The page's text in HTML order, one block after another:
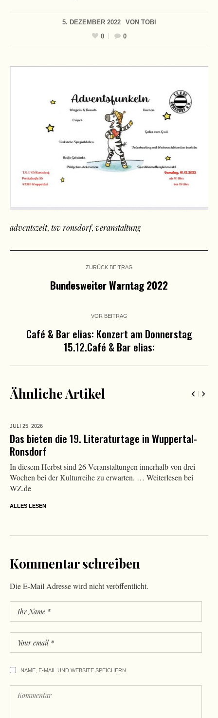
5. DEZEMBER 2022 VON TOBI
0
0
adventszeit, tsv ronsdorf, veranstaltung
ZURÜCK BEITRAG
Bundesweiter Warntag 2022
VOR BEITRAG
Café & Bar elias: Konzert am Donnerstag
15.12.Café & Bar elias:
Ähnliche Artikel
JULI 25, 2026
Das bieten die 19. Literaturtage in Wuppertal-
Ronsdorf
In diesem Herbst sind 26 Veranstaltungen innerhalb von drei
Wochen bei der Kulturreihe zu erwarten. … Weiterlesen bei
WZ.de
ALLES LESEN
Kommentar schreiben
Die E-Mail Adresse wird nicht veröffentlicht.
NAME, E-MAIL UND WEBSITE SPEICHERN.